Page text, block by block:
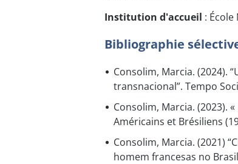
Institution d'accueil :
Bibliographie
Consolim, Marcia. (2024).
transnacional”. Tempo
Consolim, Marcia. (2023).
Américains et Brésiliens
Consolim, Marcia. (2021)
homem francesas no